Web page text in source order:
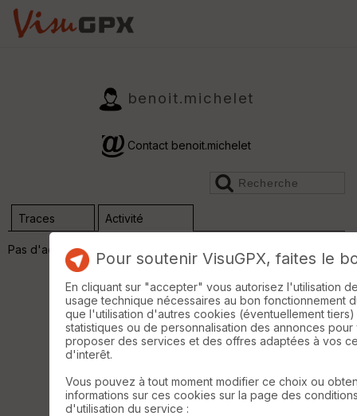
benoit.michelet
Contact benoit.michelet
Traces Activité
Pas d'activité Pour soutenir VisuGPX, faites le
En cliquant sur "accepter" vous autorisez l'utilisation
usage technique nécessaires au bon fonctionnement
que l'utilisation d'autres cookies (éventuellement
statistiques ou de personnalisation des annonces pour
proposer des services et des offres adaptées à vos
d'interêt.
Vous pouvez à tout moment modifier ce choix ou
informations sur ces cookies sur la page des
d'utilisation du service :